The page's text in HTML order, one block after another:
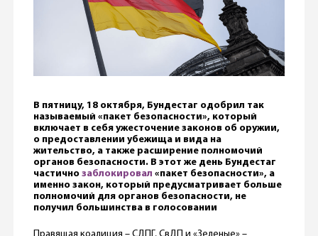
В пятницу, 18 октября, Бундестаг одобрил так
называемый «пакет безопасности», который
включает в себя ужесточение законов об оружии,
о предоставлении убежища и вида на
жительство, а также расширение полномочий
органов безопасности. В этот же день Бундестаг
частично заблокировал «пакет безопасности», а
именно закон, который предусматривает больше
полномочий для органов безопасности, не
получил большинства в голосовании